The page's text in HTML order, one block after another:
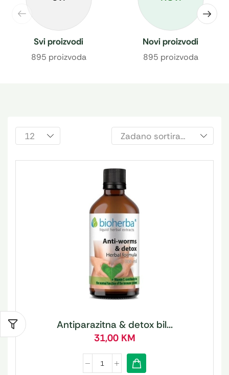
Svi proizvodi
895 proizvoda
Novi proizvodi
895 proizvoda
Antiparazitna & detox bil...
31,00 KM